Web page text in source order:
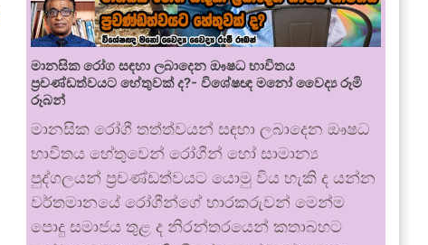
මානසික රෝග සඳහා ලබාදෙන ඖෂධ භාවිතය
ප්‍රචණ්ඩත්වයට හේතුවක් ද?- විශේෂඥ මනෝ වෛද්‍ය රූමි
රූබන්
මානසික රෝගී තත්ත්වයන් සඳහා ලබාදෙන ඖෂධ
භාවිතය හේතුවෙන් රෝගීන් හෝ සාමාන්‍ය
පුද්ගලයන් ප්‍රචණ්ඩත්වයට යොමු විය හැකි ද යන්න
වර්තමානයේ රෝගීන්ගේ භාරකරුවන් මෙන්ම
පොදු සමාජය තුළ ද නිරන්තරයෙන් කතාබහට